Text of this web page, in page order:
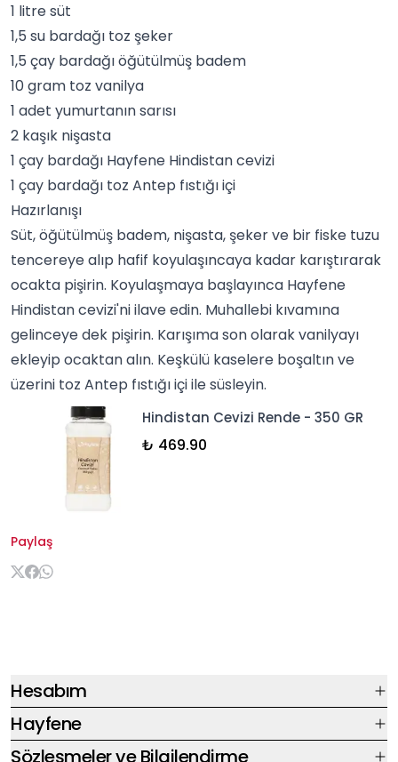
1 litre süt
1,5 su bardağı toz şeker
1,5 çay bardağı öğütülmüş badem
10 gram toz vanilya
1 adet yumurtanın sarısı
2 kaşık nişasta
1 çay bardağı Hayfene Hindistan cevizi
1 çay bardağı toz Antep fıstığı içi
Hazırlanışı
Süt, öğütülmüş badem, nişasta, şeker ve bir fiske tuzu
tencereye alıp hafif koyulaşıncaya kadar karıştırarak
ocakta pişirin. Koyulaşmaya başlayınca Hayfene
Hindistan cevizi'ni ilave edin. Muhallebi kıvamına
gelinceye dek pişirin. Karışıma son olarak vanilyayı
ekleyip ocaktan alın. Keşkülü kaselere boşaltın ve
üzerini toz Antep fıstığı içi ile süsleyin.
Hindistan Cevizi Rende - 350 GR
₺ 469.90
Paylaş
Hesabım
Hayfene
Sözleşmeler ve Bilgilendirme